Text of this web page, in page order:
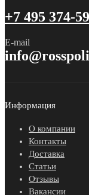
+7 495 374-
E-mail
Информация
О компании
Контакты
Доставка
Статьи
Отзывы
Вакансии